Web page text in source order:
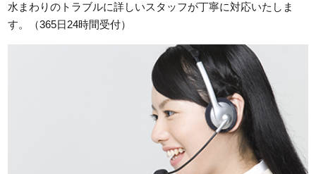
岡山県和気郡和気町衣笠へ台所蛇口の点検依頼でお伺
いしました。
岡山県総社市中央へ屋外蛇口の水漏れ点検依頼でお伺
岡山県津山市神戸へ屋外井戸ポンプの点検依頼でお伺
水まわりのトラブルに詳しいスタッフが丁寧に対応いたしま
す。（365日24時間受付）